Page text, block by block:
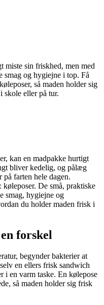
miste sin friskhed, men med
smag og hygiejne i top. Få
så maden holder sig
skole eller på tur.
kan en madpakke hurtigt
bliver kedelig, og pålæg
farten hele dagen.
De små, praktiske
smag, hygiejne og
du holder maden frisk i
forskel
begynder bakterier at
en ellers frisk sandwich
i en varm taske. En kølepose
så maden holder sig frisk